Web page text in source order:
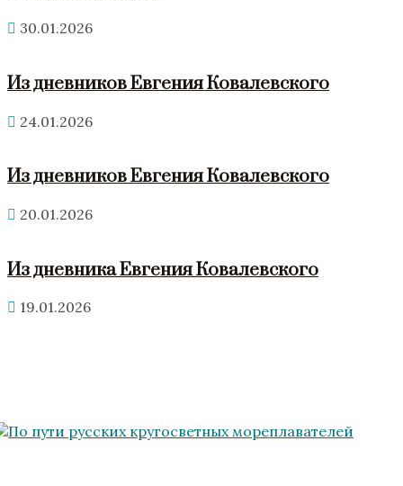
30.01.2026
Из дневников Евгения Ковалевского
24.01.2026
Из дневников Евгения Ковалевского
20.01.2026
Из дневника Евгения Ковалевского
19.01.2026